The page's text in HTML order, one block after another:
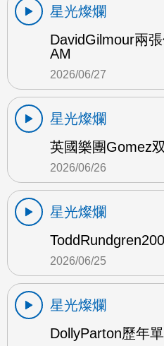
星光燦爛
DavidGilmour兩
AM
2026/06/27
星光燦爛
英國樂團Gomez
2026/06/26
星光燦爛
2026/06/25
星光燦爛
DollyParton歷年